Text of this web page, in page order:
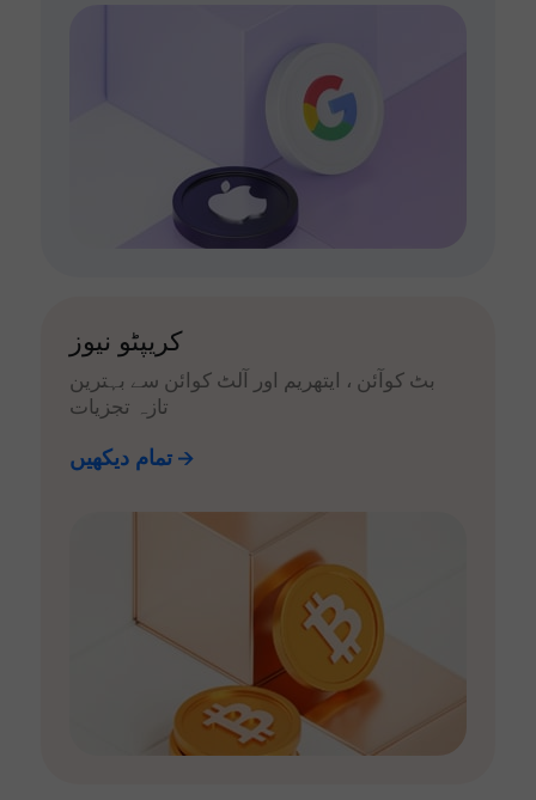
کریپٹو نیوز
بٹ کوآئن ، ایتھریم اور آلٹ کوائن سے بہترین
تازہ تجزیات
تمام دیکھیں